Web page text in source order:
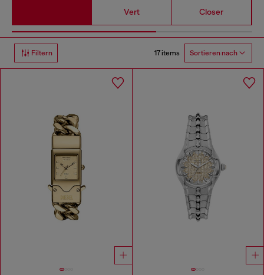
Vert Closer
Filtern 17 items Sortieren nach